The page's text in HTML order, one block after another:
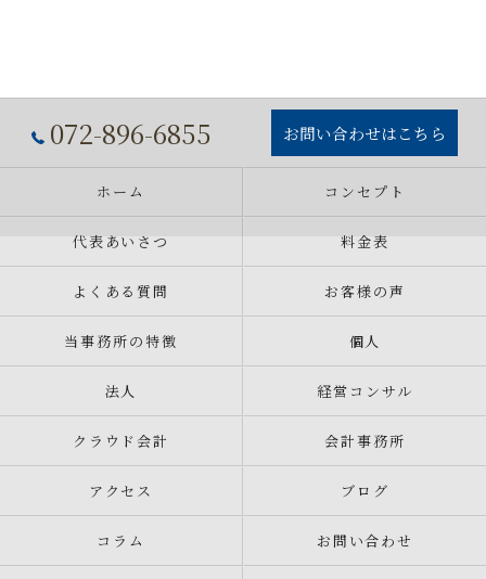
072-896-6855 お問い合わせはこちら
ホーム コンセプト
代表あいさつ 料金表
よくある質問 お客様の声
当事務所の特徴 個人
法人 経営コンサル
クラウド会計 会計事務所
アクセス ブログ
コラム お問い合わせ